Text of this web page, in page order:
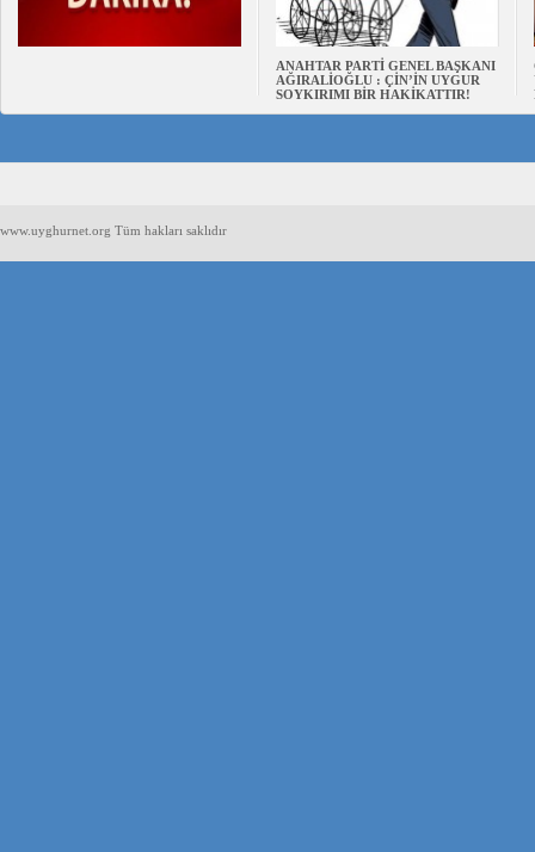
ANAHTAR PARTİ GENEL BAŞKANI
AĞIRALİOĞLU : ÇİN’İN UYGUR
SOYKIRIMI BİR HAKİKATTIR!
www.uyghurnet.org Tüm hakları saklıdır